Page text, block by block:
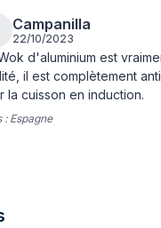
Campanilla
22/10/2023
d'aluminium est
il est complètement
la cuisson en induction.
: Espagne